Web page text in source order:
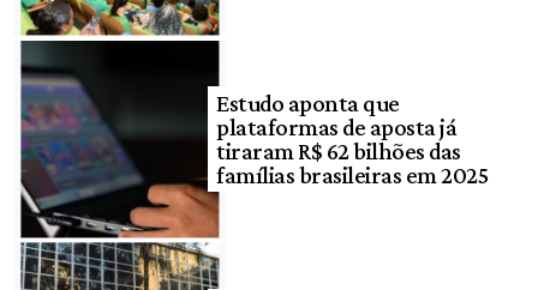
Estudo aponta que
plataformas de aposta já
tiraram R$ 62 bilhões das
famílias brasileiras em 2025